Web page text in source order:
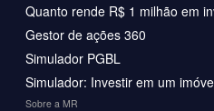
Quanto rende R$ 1 milhão em
Gestor de ações 360
Simulador PGBL
Simulador: Investir em um
Sobre a MR